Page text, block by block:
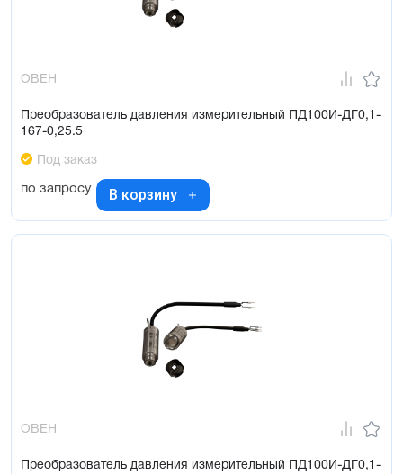
ОВЕН
Преобразователь давления измерительный ПД100И-ДГ0,1-
167-0,25.5
Под заказ
по запросу В корзину
ОВЕН
Преобразователь давления измерительный ПД100И-ДГ0,1-